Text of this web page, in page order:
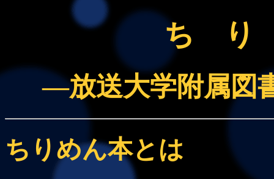
ち
―放送大学附属図
ちりめん本とは